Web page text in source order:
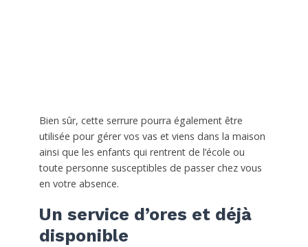
Bien sûr, cette serrure pourra également être
utilisée pour gérer vos vas et viens dans la maison
ainsi que les enfants qui rentrent de l’école ou
toute personne susceptibles de passer chez vous
en votre absence.
Un service d’ores et déjà
disponible